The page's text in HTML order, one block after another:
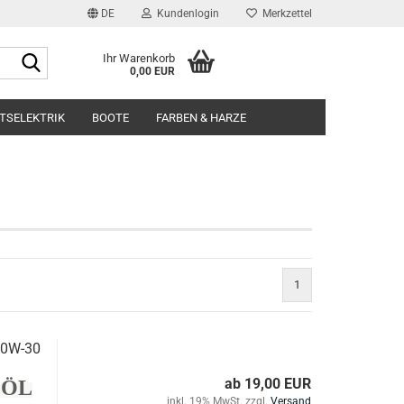
DE Kundenlogin Merkzettel
Ihr Warenkorb
0,00 EUR
BOOTE FARBEN & HARZE
1
30
ab 19,00 EUR
inkl. 19% MwSt. zzgl. Versand